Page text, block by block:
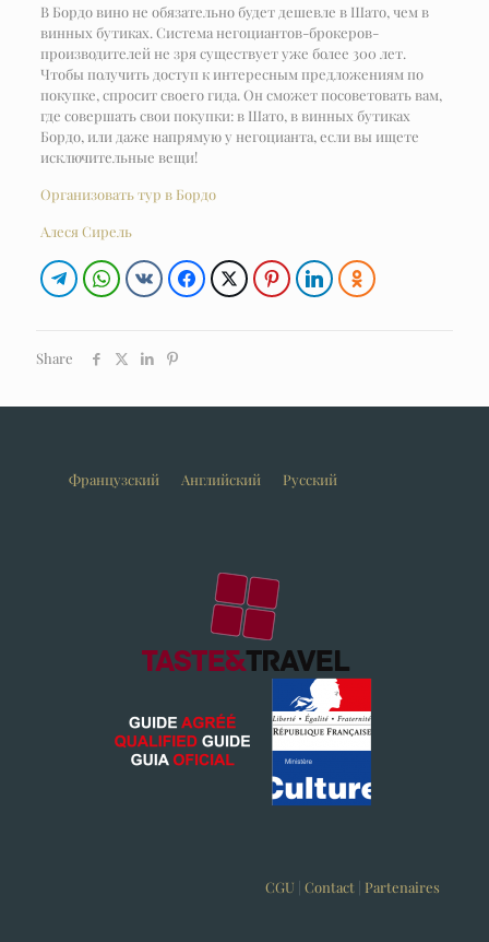
В Бордо вино не обязательно будет дешевле в Шато, чем в
винных бутиках. Система негоциантов-брокеров-
производителей не зря существует уже более 300 лет.
Чтобы получить доступ к интересным предложениям по
покупке, спросит своего гида. Он сможет посоветовать вам,
где совершать свои покупки: в Шато, в винных бутиках
Бордо, или даже напрямую у негоцианта, если вы ищете
исключительные вещи!
Организовать тур в Бордо
Алеся Сирель
Share
Французский Английский Русский
CGU | Contact | Partenaires